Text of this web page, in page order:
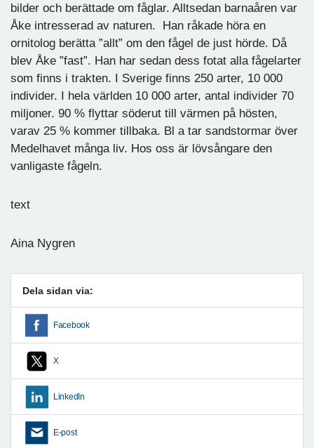
bilder och berättade om fåglar. Alltsedan barnaåren var
Åke intresserad av naturen. Han råkade höra en
ornitolog berätta ”allt” om den fågel de just hörde. Då
blev Åke ”fast”. Han har sedan dess fotat alla fågelarter
som finns i trakten. I Sverige finns 250 arter, 10 000
individer. I hela världen 10 000 arter, antal individer 70
miljoner. 90 % flyttar söderut till värmen på hösten,
varav 25 % kommer tillbaka. Bl a tar sandstormar över
Medelhavet många liv. Hos oss är lövsångare den
vanligaste fågeln.
text
Aina Nygren
Dela sidan via:
Facebook
X
LinkedIn
E-post